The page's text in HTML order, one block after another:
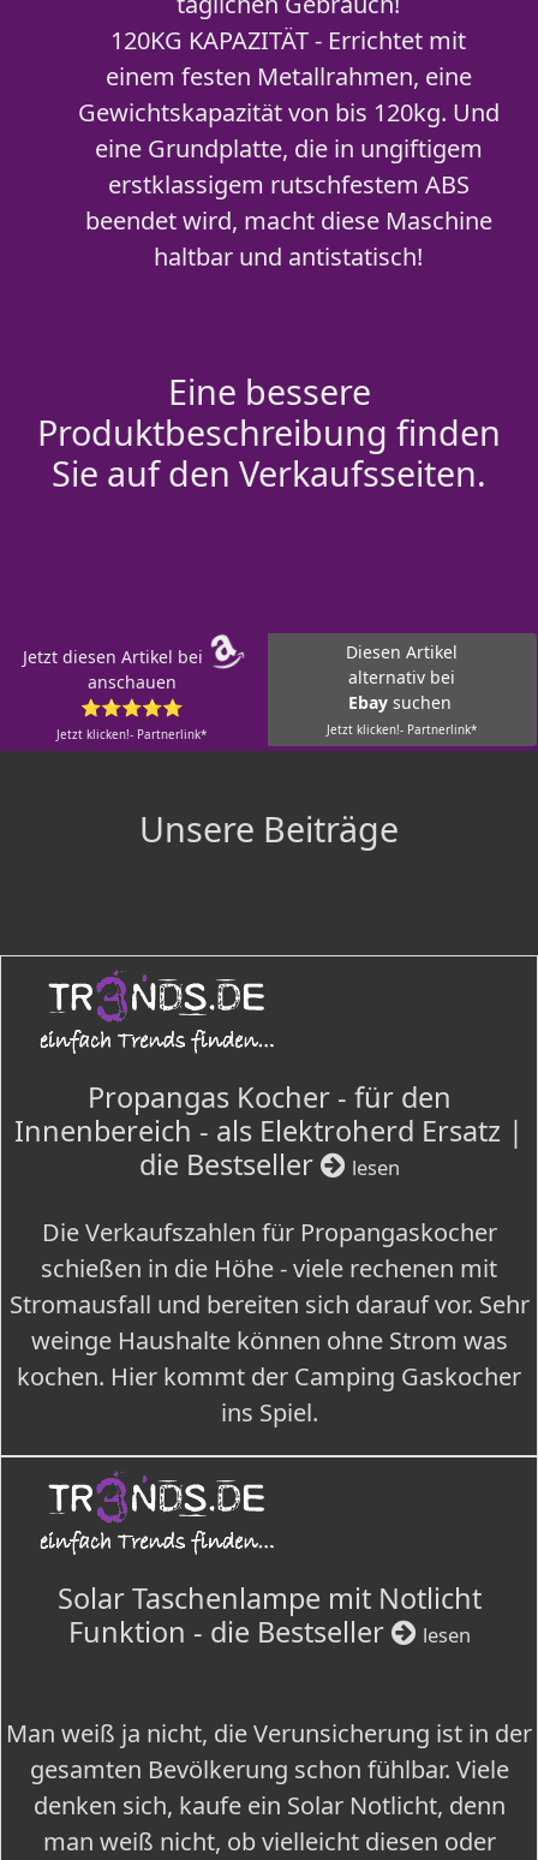
120KG KAPAZITÄT - Errichtet mit
einem festen Metallrahmen, eine
Gewichtskapazität von bis 120kg. Und
eine Grundplatte, die in ungiftigem
erstklassigem rutschfestem ABS
beendet wird, macht diese Maschine
haltbar und antistatisch!
Eine bessere
Produktbeschreibung finden
Sie auf den Verkaufsseiten.
Jetzt diesen Artikel bei
anschauen
⭐⭐⭐⭐⭐
Jetzt klicken!- Partnerlink*
Diesen Artikel
alternativ bei
Ebay suchen
Jetzt klicken!- Partnerlink*
Unsere Beiträge
Propangas Kocher - für den
Innenbereich - als Elektroherd Ersatz |
die Bestseller
lesen
Die Verkaufszahlen für Propangaskocher
schießen in die Höhe - viele rechenen mit
Stromausfall und bereiten sich darauf vor. Sehr
weinge Haushalte können ohne Strom was
kochen. Hier kommt der Camping Gaskocher
ins Spiel.
Solar Taschenlampe mit Notlicht
Funktion - die Bestseller
lesen
Man weiß ja nicht, die Verunsicherung ist in der
gesamten Bevölkerung schon fühlbar. Viele
denken sich, kaufe ein Solar Notlicht, denn
man weiß nicht, ob vielleicht diesen oder